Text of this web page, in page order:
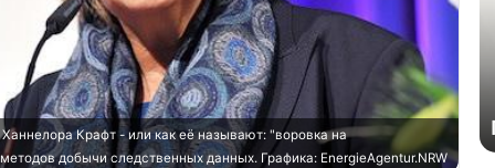
Крафт - или как её называют: "воровка на
добычи следственных данных. Графика: EnergieAgentur.NRW